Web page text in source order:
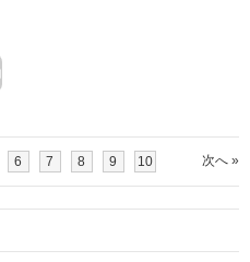
6 7 8 9 10 次へ »